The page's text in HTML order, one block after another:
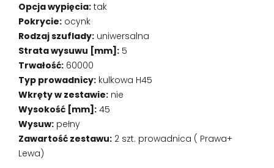
Opcja wypięcia: tak
Pokrycie: ocynk
Rodzaj szuflady: uniwersalna
Strata wysuwu [mm]: 5
Trwałość: 60000
Typ prowadnicy: kulkowa H45
Wkręty w zestawie: nie
Wysokość [mm]: 45
Wysuw: pełny
Zawartość zestawu: 2 szt. prowadnica ( Prawa+
Lewa)